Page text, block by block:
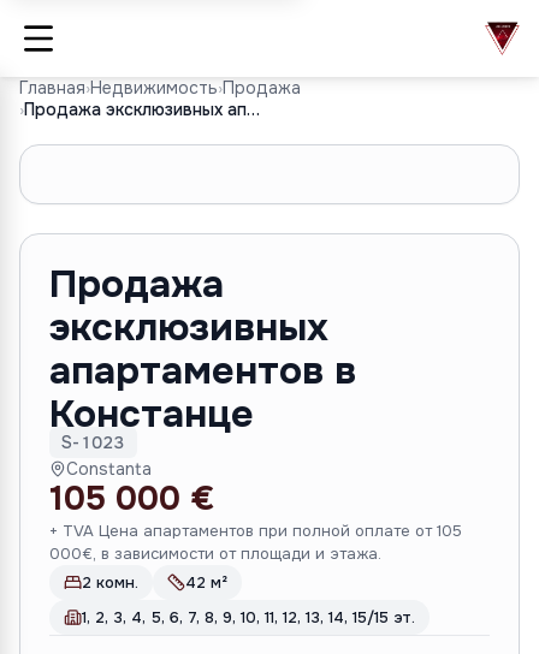
Главная›Недвижимость›Продажа
›
Продажа эксклюзивных апартаментов в Констанце
1/10
Продажа
эксклюзивных
апартаментов в
Констанце
S-1023
Constanta
105 000 €
+ TVA Цена апартаментов при полной оплате от 105
000€, в зависимости от площади и этажа.
2 комн.
42 м²
1, 2, 3, 4, 5, 6, 7, 8, 9, 10, 11, 12, 13, 14, 15/15 эт.